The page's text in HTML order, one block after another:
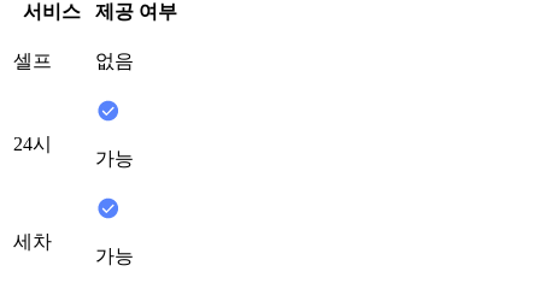
서비스 제공 여부
셀프 없음
24시
가능
세차
가능